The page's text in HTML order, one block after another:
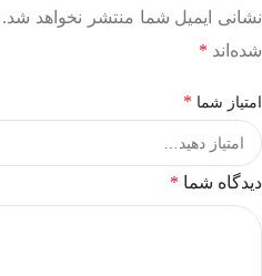
نشانی ایمیل شما منتشر نخواهد شد.
شده‌اند *
امتیاز شما *
دیدگاه شما *